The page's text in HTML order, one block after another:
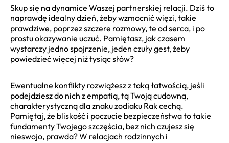
Skup się na dynamice Waszej partnerskiej relacji. Dziś to
naprawdę idealny dzień, żeby wzmocnić więzi, takie
prawdziwe, poprzez szczere rozmowy, te od serca, i po
prostu okazywanie uczuć. Pamiętasz, jak czasem
wystarczy jedno spojrzenie, jeden czuły gest, żeby
powiedzieć więcej niż tysiąc słów?
Ewentualne konflikty rozwiążesz z taką łatwością, jeśli
podejdziesz do nich z empatią, tą Twoją cudowną,
charakterystyczną dla znaku zodiaku Rak cechą.
Pamiętaj, że bliskość i poczucie bezpieczeństwa to takie
fundamenty Twojego szczęścia, bez nich czujesz się
nieswojo, prawda? W relacjach rodzinnych i